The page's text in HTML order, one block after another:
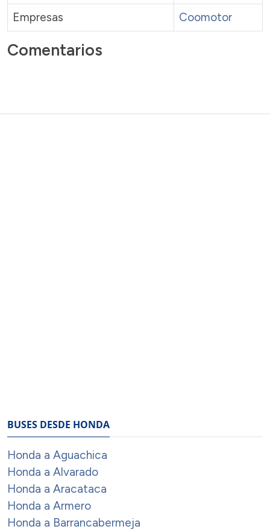
Empresas Coomotor
Comentarios
BUSES DESDE HONDA
Honda a Aguachica
Honda a Alvarado
Honda a Aracataca
Honda a Armero
Honda a Barrancabermeja